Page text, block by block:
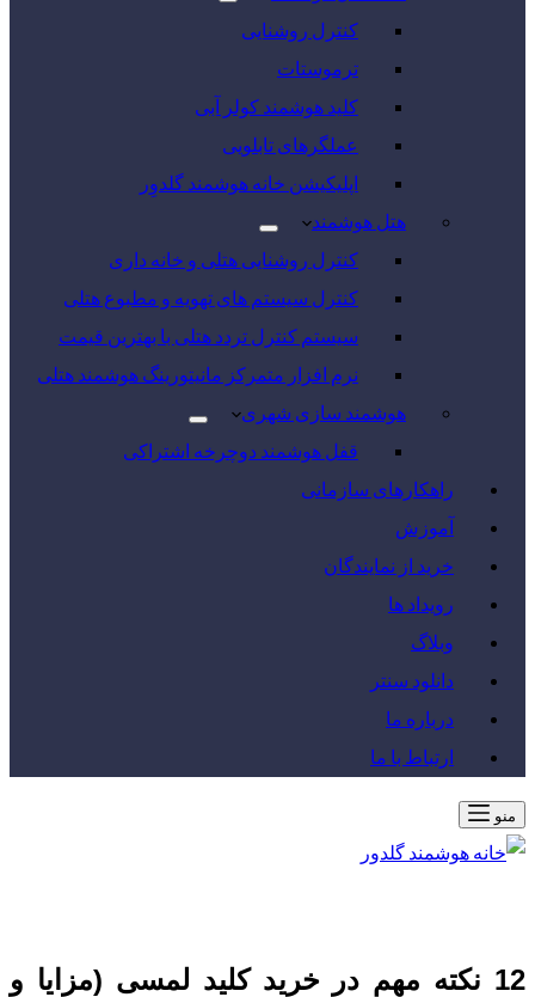
کنترل روشنایی
ترموستات
کلید هوشمند کولر آبی
عملگرهای تابلویی
اپلیکیشن خانه هوشمند گلدوِر
هتل هوشمند
کنترل روشنایی هتلی و خانه داری
کنترل سیستم های تهویه و مطبوع هتلی
سیستم کنترل تردد هتلی با بهترین قیمت
نرم افزار متمرکز مانیتورینگ هوشمند هتلی
هوشمند سازی شهری
قفل هوشمند دوچرخه اشتراکی
راهکارهای سازمانی
آموزش
خرید از نمایندگان
رویداد ها
وبلاگ
دانلود سنتر
درباره ما
ارتباط با ما
منو
12 نکته مهم در خرید کلید لمسی (مزایا و